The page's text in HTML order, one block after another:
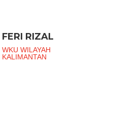
FERI RIZAL
WKU WILAYAH
KALIMANTAN